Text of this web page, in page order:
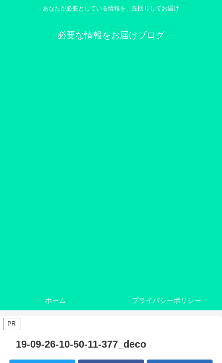
あなたが必要としている情報を、先回りしてお届け
必要な情報をお届けブログ
ホーム プライバシーポリシー
PR
19-09-26-10-50-11-377_deco